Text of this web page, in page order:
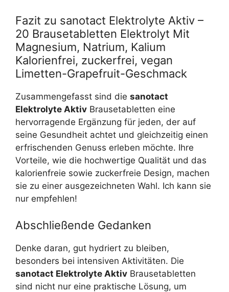
Fazit zu sanotact Elektrolyte Aktiv –
20 Brausetabletten Elektrolyt Mit
Magnesium, Natrium, Kalium
Kalorienfrei, zuckerfrei, vegan
Limetten-Grapefruit-Geschmack
Zusammengefasst sind die sanotact
Elektrolyte Aktiv Brausetabletten eine
hervorragende Ergänzung für jeden, der auf
seine Gesundheit achtet und gleichzeitig einen
erfrischenden Genuss erleben möchte. Ihre
Vorteile, wie die hochwertige Qualität und das
kalorienfreie sowie zuckerfreie Design, machen
sie zu einer ausgezeichneten Wahl. Ich kann sie
nur empfehlen!
Abschließende Gedanken
Denke daran, gut hydriert zu bleiben,
besonders bei intensiven Aktivitäten. Die
sanotact Elektrolyte Aktiv Brausetabletten
sind nicht nur eine praktische Lösung, um